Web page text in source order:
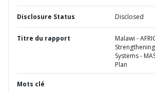
Disclosure Status Disclosed
Titre du rapport
Malawi -
Systems -
Plan
Mots clé